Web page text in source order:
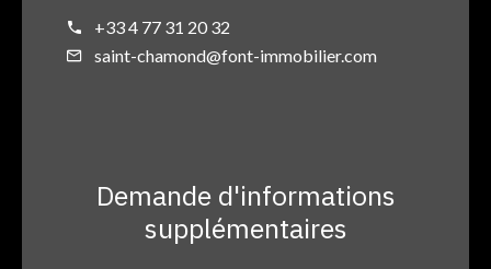
+33 4 77 31 20 32
saint-chamond@font-immobilier.com
Demande d'informations
supplémentaires